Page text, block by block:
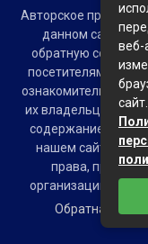
Авторское право ©
данном сайте
обратную ссылку
посетителями
ознакомительных
их владельцам.
содержание
нашем сайте
права,
организации,
Обратная связь
веб-
сайт.